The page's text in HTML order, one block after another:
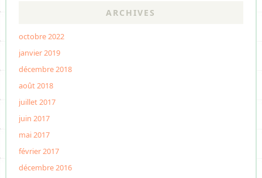
ARCHIVES
octobre 2022
janvier 2019
décembre 2018
août 2018
juillet 2017
juin 2017
mai 2017
février 2017
décembre 2016